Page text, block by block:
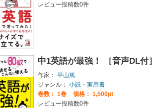
レビュー投稿数0件
中1英語が最強！ ［音声DL付］
作家： 平山篤
ジャンル： 小説・実用書
巻数： 1巻
価格： 1,500pt
レビュー投稿数0件